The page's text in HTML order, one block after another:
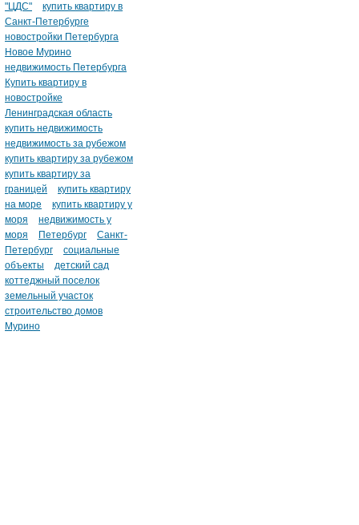
"ЦДС"
купить квартиру в
Санкт-Петербурге
новостройки Петербурга
Новое Мурино
недвижимость Петербурга
Купить квартиру в
новостройке
Ленинградская область
купить недвижимость
недвижимость за рубежом
купить квартиру за рубежом
купить квартиру за
границей
купить квартиру
на море
купить квартиру у
моря
недвижимость у
моря
Петербург
Санкт-
Петербург
социальные
объекты
детский сад
коттеджный поселок
земельный участок
строительство домов
Мурино